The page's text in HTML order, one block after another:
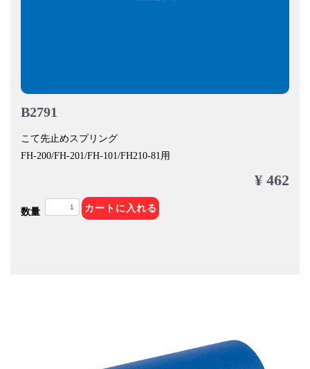
B2791
こて先止めスプリング
FH-200/FH-201/FH-101/FH210-81用
¥ 462
数量 カートに入れる